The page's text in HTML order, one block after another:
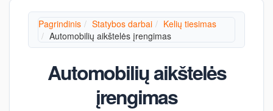
Pagrindinis Statybos darbai
Kelių tiesimas
Automobilių aikštelės įrengimas
Automobilių aikštelės
įrengimas